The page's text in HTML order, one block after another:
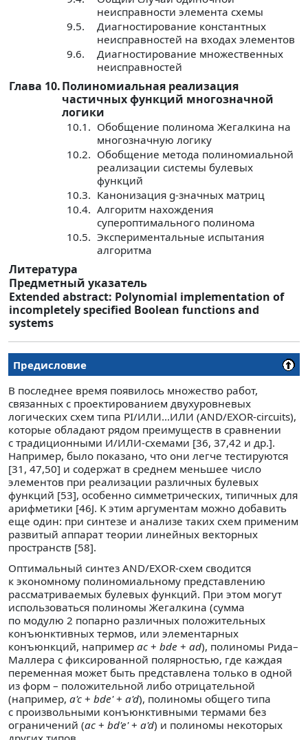
неисправности элемента схемы
9.5.
Диагностирование константных
неисправностей на входах элементов
9.6.
Диагностирование множественных
неисправностей
Глава 10.Полиномиальная реализация
частичных функций многозначной
логики
10.1. Обобщение полинома Жегалкина на
многозначную логику
10.2. Обобщение метода полиномиальной
реализации системы булевых
функций
10.3. Канонизация g-значных матриц
10.4. Алгоритм нахождения
супероптимального полинома
10.5. Экспериментальные испытания
алгоритма
Литература
Предметный указатель
Extended abstract: Polynomial implementation of
incompletely specified Boolean functions and
systems
Предисловие
В последнее время появилось множество работ,
связанных с проектированием двухуровневых
логических схем типа PI/ИЛИ...ИЛИ (AND/EXOR-circuits),
которые обладают рядом преимуществ в сравнении
с традиционными И/ИЛИ-схемами [36, 37,42 и др.].
Например, было показано, что они легче тестируются
[31, 47,50] и содержат в среднем меньшее число
элементов при реализации различных булевых
функций [53], особенно симметрических, типичных для
арифметики [46J. К этим аргументам можно добавить
еще один: при синтезе и анализе таких схем применим
развитый аппарат теории линейных векторных
пространств [58].
Оптимальный синтез AND/EXOR-схем сводится
к экономному полиномиальному представлению
рассматриваемых булевых функций. При этом могут
использоваться полиномы Жегалкина (сумма
по модулю 2 попарно различных положительных
конъюнктивных термов, или элементарных
конъюнкций, например ас + bde + ad), полиномы Рида–
Маллера с фиксированной полярностью, где каждая
переменная может быть представлена только в одной
из форм – положительной либо отрицательной
(например, а'с + bde'+ a'd), полиномы общего типа
с произвольными конъюнктивными термами без
ограничений (ас + bd'e'+ a'd) и полиномы некоторых